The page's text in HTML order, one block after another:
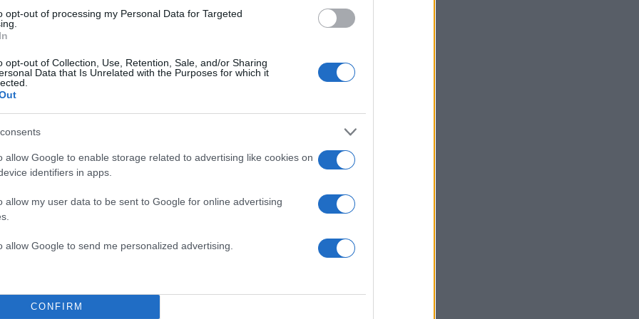
opt-out of processing my Personal Data for Targeted
opt-out of Collection, Use, Retention, Sale, and/or Sharing
Data that Is Unrelated with the Purposes for which it
allow Google to enable storage related to advertising like cookies on
identifiers in apps.
allow my user data to be sent to Google for online advertising
allow Google to send me personalized advertising.
CONFIRM
τη γερμανική κυβέρνηση ούτε ανέφερε ότι θα ήταν
η ευρωπαϊκή βοήθεια. Διευκρίνισε ωστόσο ότι το
τον στόχο ότι το Ιράν δεν επιτρέπεται να
για το μέλλον και δεν θα αρνηθεί τη συνεισφορά
εγγύηση της ασφάλειας στην περιοχή μετά τον πόλεμο.
σαφές ότι έχουμε ερωτηματικά για αυτόν τον
τερματιστεί. Η Ουάσιγκτον δεν μας συμβουλεύτηκε
ότι θα ήταν απαραίτητη η ευρωπαϊκή βοήθεια. Αν
αυτό, θα συμβουλεύαμε να μην ακολουθήσουμε την
ακολουθούμε τώρα», δήλωσε ο καγκελάριος από το
στην καθιερωμένη τοποθέτησή του ενόψει
συμβουλίου, υπογραμμίζοντας ταυτόχρονα ότι η
επιθυμεί αυτός ο πόλεμος να επιβαρύνει τη
σημαντικούς στόχους με τις ΗΠΑ, αλλά δεν
δεν θα διστάσουμε να το πούμε, όταν έχουμε